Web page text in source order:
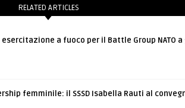
RELATED ARTICLES
esercitazione a fuoco per il Battle Group NATO
femminile: il SSSD Isabella Rauti al